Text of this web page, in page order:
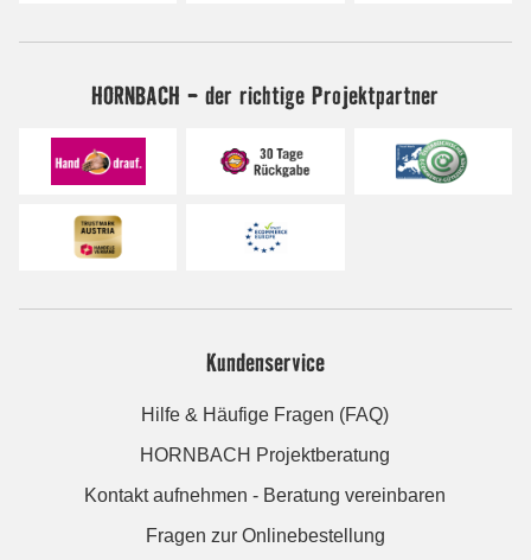
HORNBACH - der richtige Projektpartner
Kundenservice
Hilfe & Häufige Fragen (FAQ)
HORNBACH Projektberatung
Kontakt aufnehmen - Beratung vereinbaren
Fragen zur Onlinebestellung